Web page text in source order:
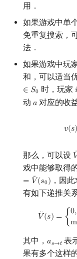
Lyndon 分解
Main–Lorentz 算法
高次剩余 & 单位根
数论分块
莫比乌斯反演
杜教筛
Powerful Number
Min_25 筛
洲阁筛
Meissel–Lehmer
连分数
动态树
析合树
手指树
霍夫曼树
平面图
网络流
图的匹配
矩阵树定理
LGV 引理
图上随机游走
用．
如果游戏中单
免重复搜索，
法．
如果游戏中玩
和，可以适当
∈ 𝑆0 时，玩家 𝑖
i
动 𝑎
a 对应的收
𝑣(𝑠)
那么，可以设 𝑉
V
戏中能够取得
= ˜
𝑉(𝑠0) ，因
有如下递推关
˜
𝑉(𝑠) = {0,
m
V~( ) s∈
其中， 𝑎𝑠→𝑡
as→ t表
果有多个这样